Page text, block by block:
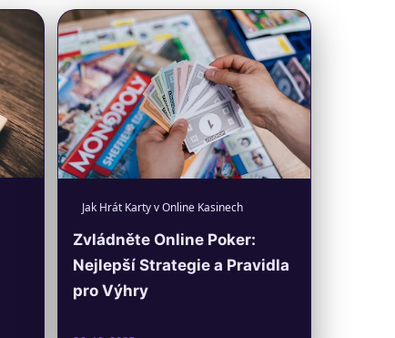
Jak Hrát Karty v Online Kasinech
Zvládněte Online Poker:
Nejlepší Strategie a Pravidla
pro Výhry